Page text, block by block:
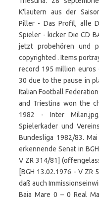
K'lautern aus der
Piller - Das Profil, alle
Spieler - kicker Die CD
jetzt probehören und
copyrighted . Items
record 195 million euros
30 due to the pause in
Italian Football
and Triestina won the
1982 - Inter
Spielerkader und
Bundesliga 1982/83.
erkennende Senat in
V ZR 314/81]
[BGH 13.02.1976 - V ZR
daß auch
Baia Mare 0 – 0 Real